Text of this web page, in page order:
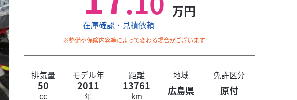
万円
在庫確認・見積依頼
※整備や保険内容等によって変わる場合がございます
排気量 モデル年 距離 地域 免許区分
50
cc
2011
年
13761
km 広島県 原付